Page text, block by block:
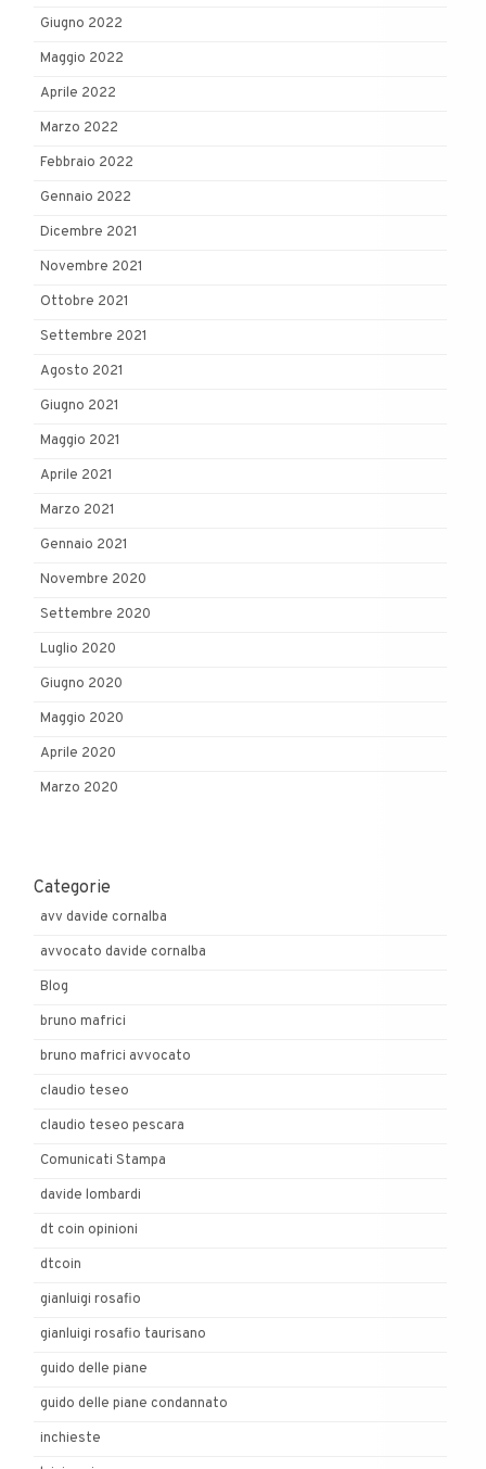
Giugno 2022
Maggio 2022
Aprile 2022
Marzo 2022
Febbraio 2022
Gennaio 2022
Dicembre 2021
Novembre 2021
Ottobre 2021
Settembre 2021
Agosto 2021
Giugno 2021
Maggio 2021
Aprile 2021
Marzo 2021
Gennaio 2021
Novembre 2020
Settembre 2020
Luglio 2020
Giugno 2020
Maggio 2020
Aprile 2020
Marzo 2020
Categorie
avv davide cornalba
avvocato davide cornalba
Blog
bruno mafrici
bruno mafrici avvocato
claudio teseo
claudio teseo pescara
Comunicati Stampa
davide lombardi
dt coin opinioni
dtcoin
gianluigi rosafio
gianluigi rosafio taurisano
guido delle piane
guido delle piane condannato
inchieste